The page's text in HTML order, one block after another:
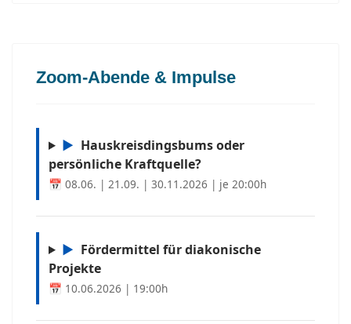
Zoom-Abende & Impulse
▶ Hauskreisdingsbums oder
persönliche Kraftquelle?
📅 08.06. | 21.09. | 30.11.2026 | je 20:00h
▶ Fördermittel für diakonische
Projekte
📅 10.06.2026 | 19:00h